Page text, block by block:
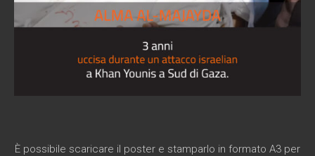
È possibile scaricare il poster e stamparlo in formato A3 per